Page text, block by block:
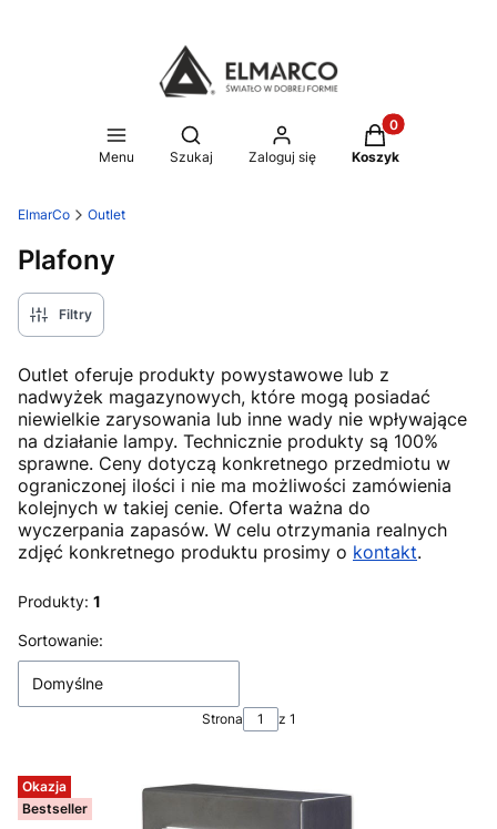
Menu
Otwórz wyszukiwarkę
Szukaj Zaloguj się
Produkty w
Koszyk
ElmarCo Outlet
Plafony
Filtry
Outlet oferuje produkty powystawowe lub z
nadwyżek magazynowych, które mogą posiadać
niewielkie zarysowania lub inne wady nie wpływające
na działanie lampy. Technicznie produkty są 100%
sprawne. Ceny dotyczą konkretnego przedmiotu w
ograniczonej ilości i nie ma możliwości zamówienia
kolejnych w takiej cenie. Oferta ważna do
wyczerpania zapasów. W celu otrzymania realnych
zdjęć konkretnego produktu prosimy o kontakt.
Produkty: 1
Lista produktów
Sortowanie:
Domyślne
Strona z 1
Okazja
Bestseller